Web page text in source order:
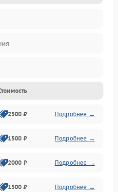
2500 ₽ Подробнее →
1500 ₽ Подробнее →
2000 ₽ Подробнее →
1500 ₽ Подробнее →